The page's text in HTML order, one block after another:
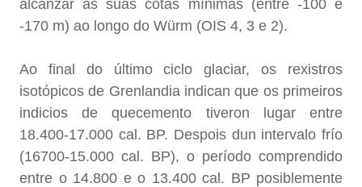
alcanzar as súas cotas mínimas (entre -100 e
-170 m) ao longo do Würm (OIS 4, 3 e 2).
Ao final do último ciclo glaciar, os rexistros
isotópicos de Grenlandia indican que os primeiros
indicios de quecemento tiveron lugar entre
18.400-17.000 cal. BP. Despois dun intervalo frío
(16700-15.000 cal. BP), o período comprendido
entre o 14.800 e o 13.400 cal. BP posiblemente